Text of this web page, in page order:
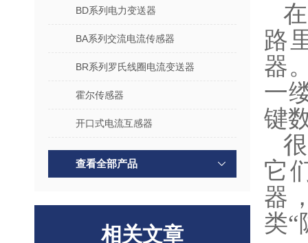
BD系列电力变送器
BA系列交流电流传感器
BR系列罗氏线圈电流变送器
霍尔传感器
开口式电流互感器
查看全部产品
相关文章
路
器
一
键
它
器
类“